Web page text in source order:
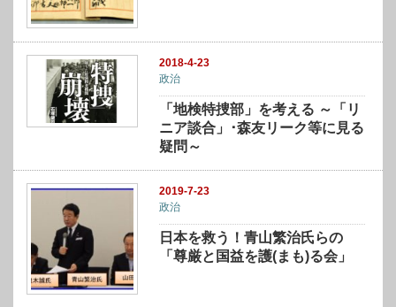
2018-4-23
政治
「地検特捜部」を考える ～「リ
ニア談合」･森友リーク等に見る
疑問～
2019-7-23
政治
日本を救う！青山繁治氏らの
「尊厳と国益を護(まも)る会」